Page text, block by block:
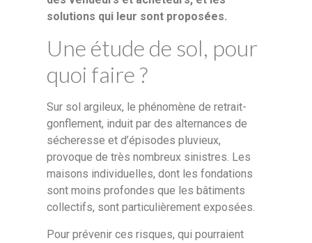
solutions qui leur sont proposées.
Une étude de sol, pour
quoi faire ?
Sur sol argileux, le phénomène de retrait-
gonflement, induit par des alternances de
sécheresse et d’épisodes pluvieux,
provoque de très nombreux sinistres. Les
maisons individuelles, dont les fondations
sont moins profondes que les bâtiments
collectifs, sont particulièrement exposées.
Pour prévenir ces risques, qui pourraient